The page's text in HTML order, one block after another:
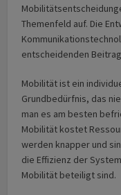
Themenfeld auf. Die
entscheidenden
Mobilität ist ein
Grundbedürfnis, das
man es am besten
Mobilität kostet
werden knapper und
die Effizienz der
Mobilität beteiligt sind.